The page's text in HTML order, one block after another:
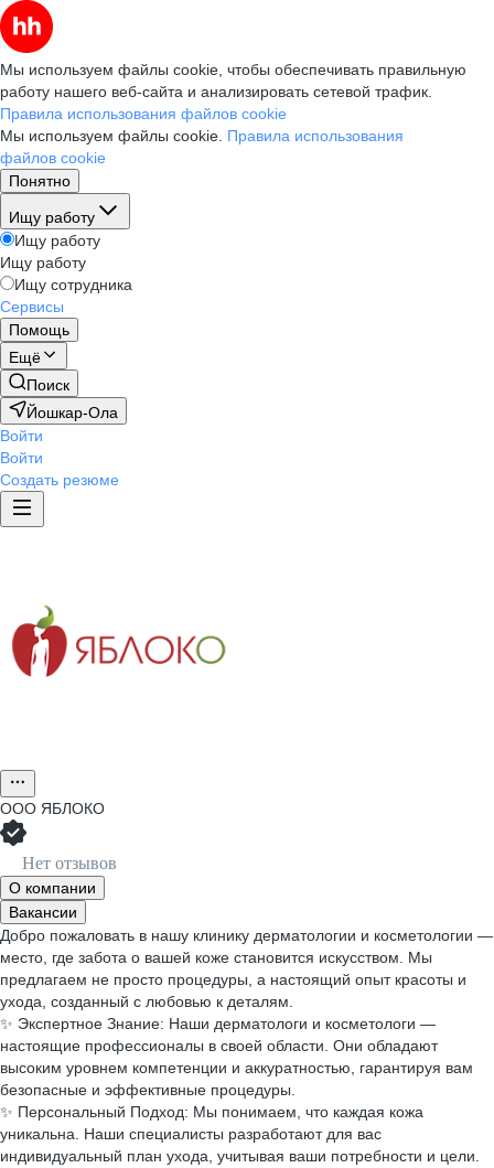
Мы используем файлы cookie, чтобы обеспечивать правильную
работу нашего веб-сайта и анализировать сетевой трафик.
Правила использования файлов cookie
Мы используем файлы cookie. Правила использования
файлов cookie
Понятно
Ищу работу
Ищу работу
Ищу работу
Ищу сотрудника
Сервисы
Помощь
Ещё
Поиск
Йошкар-Ола
Войти
Войти
Создать резюме
ООО ЯБЛОКО
Нет отзывов
О компании
Вакансии
Добро пожаловать в нашу клинику дерматологии и косметологии —
место, где забота о вашей коже становится искусством. Мы
предлагаем не просто процедуры, а настоящий опыт красоты и
ухода, созданный с любовью к деталям.
✨ Экспертное Знание: Наши дерматологи и косметологи —
настоящие профессионалы в своей области. Они обладают
высоким уровнем компетенции и аккуратностью, гарантируя вам
безопасные и эффективные процедуры.
✨ Персональный Подход: Мы понимаем, что каждая кожа
уникальна. Наши специалисты разработают для вас
индивидуальный план ухода, учитывая ваши потребности и цели.